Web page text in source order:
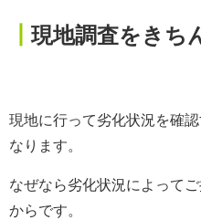
現地調査をきち
現地に行って劣化状況を確
なります。
なぜなら劣化状況によって
からです。